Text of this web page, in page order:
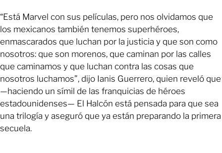
“Está Marvel con sus películas, pero nos olvidamos que
los mexicanos también tenemos superhéroes,
enmascarados que luchan por la justicia y que son como
nosotros: que son morenos, que caminan por las calles
que caminamos y que luchan contra las cosas que
nosotros luchamos”, dijo Ianis Guerrero, quien reveló que
—haciendo un símil de las franquicias de héroes
estadounidenses— El Halcón está pensada para que sea
una trilogía y aseguró que ya están preparando la primera
secuela.